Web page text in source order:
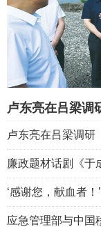
卢东亮在吕梁调
卢东亮在吕梁调研
廉政题材话剧《于
‘感谢您，献血者
应急管理部与中国